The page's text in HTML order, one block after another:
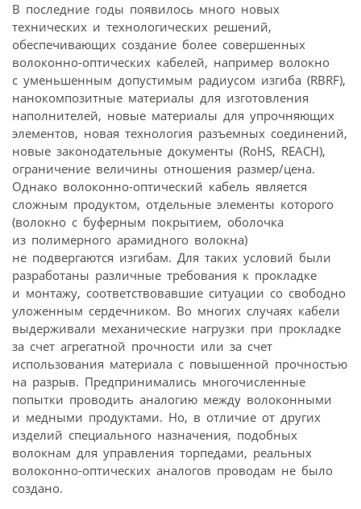
В последние годы появилось много новых
технических и технологических решений,
обеспечивающих создание более совершенных
волоконно-оптических кабелей, например волокно
с уменьшенным допустимым радиусом изгиба (RBRF),
нанокомпозитные материалы для изготовления
наполнителей, новые материалы для упрочняющих
элементов, новая технология разъемных соединений,
новые законодательные документы (RoHS, REACH),
ограничение величины отношения размер/цена.
Однако волоконно-оптический кабель является
сложным продуктом, отдельные элементы которого
(волокно с буферным покрытием, оболочка
из полимерного арамидного волокна)
не подвергаются изгибам. Для таких условий были
разработаны различные требования к прокладке
и монтажу, соответствовавшие ситуации со свободно
уложенным сердечником. Во многих случаях кабели
выдерживали механические нагрузки при прокладке
за счет агрегатной прочности или за счет
использования материала с повышенной прочностью
на разрыв. Предпринимались многочисленные
попытки проводить аналогию между волоконными
и медными продуктами. Но, в отличие от других
изделий специального назначения, подобных
волокнам для управления торпедами, реальных
волоконно-оптических аналогов проводам не было
создано.